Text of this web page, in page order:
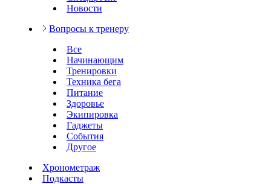
Новости
Вопросы к тренеру
Все
Начинающим
Тренировки
Техника бега
Питание
Здоровье
Экипировка
Гаджеты
События
Другое
Хронометраж
Подкасты